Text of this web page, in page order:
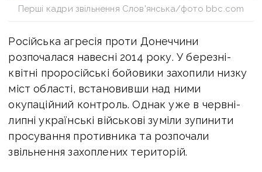
Перші кадри звільнення Слов'янська/фото bbc.com
Російська агресія проти Донеччини
розпочалася навесні 2014 року. У березні-
квітні проросійські бойовики захопили низку
міст області, встановивши над ними
окупаційний контроль. Однак уже в червні-
липні українські військові зуміли зупинити
просування противника та розпочали
звільнення захоплених територій.